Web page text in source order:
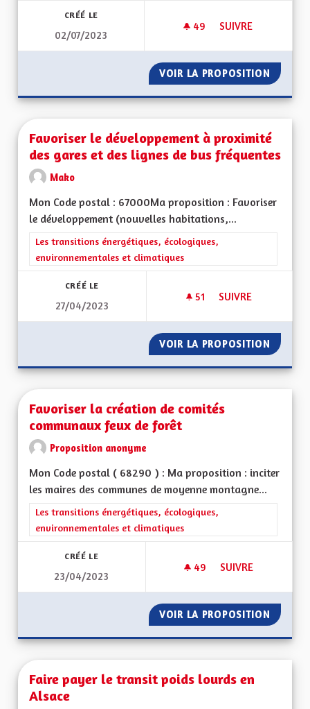
CRÉÉ LE
02/07/2023
49 49 ABONNÉS
SUIVRE
VOIR LA PROPOSITION
Favoriser le développement à proximité
des gares et des lignes de bus fréquentes
Mako
Mon Code postal : 67000Ma proposition : Favoriser
le développement (nouvelles habitations,...
Filtrer les résultats de la catégorie : Les transitions
Les transitions énergétiques, écologiques,
environnementales et climatiques
CRÉÉ LE
27/04/2023
51 51 ABONNÉS
SUIVRE
VOIR LA PROPOSITION
Favoriser la création de comités
communaux feux de forêt
Proposition anonyme
Mon Code postal ( 68290 ) : Ma proposition : inciter
les maires des communes de moyenne montagne...
Filtrer les résultats de la catégorie : Les transitions
Les transitions énergétiques, écologiques,
environnementales et climatiques
CRÉÉ LE
23/04/2023
49 49 ABONNÉS
SUIVRE
VOIR LA PROPOSITION
Faire payer le transit poids lourds en
Alsace